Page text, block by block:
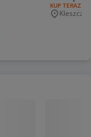
RODZAJ
KUP TERAZ